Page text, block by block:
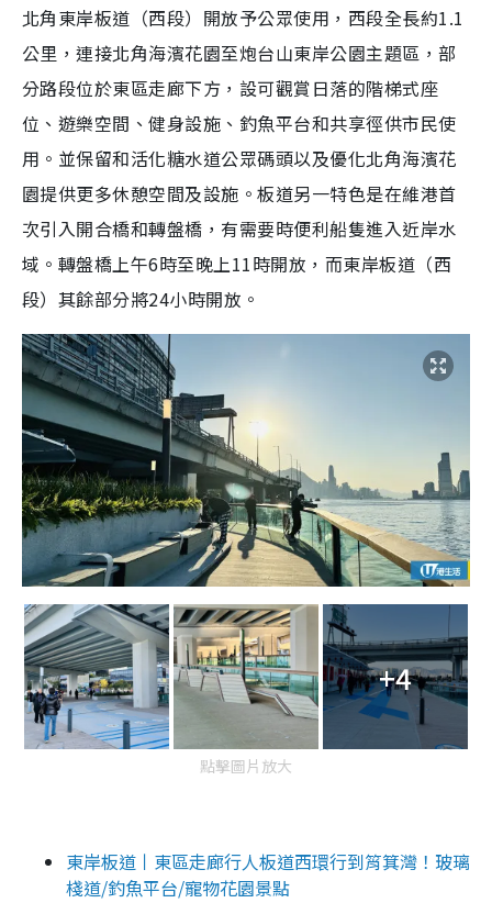
北角東岸板道（西段）開放予公眾使用，西段全長約1.1
公里，連接北角海濱花園至炮台山東岸公園主題區，部
分路段位於東區走廊下方，設可觀賞日落的階梯式座
位、遊樂空間、健身設施、釣魚平台和共享徑供市民使
用。並保留和活化糖水道公眾碼頭以及優化北角海濱花
園提供更多休憩空間及設施。板道另一特色是在維港首
次引入開合橋和轉盤橋，有需要時便利船隻進入近岸水
域。轉盤橋上午6時至晚上11時開放，而東岸板道（西
段）其餘部分將24小時開放。
+4
點擊圖片放大
東岸板道丨東區走廊行人板道西環行到筲箕灣！玻璃
棧道/釣魚平台/寵物花園景點